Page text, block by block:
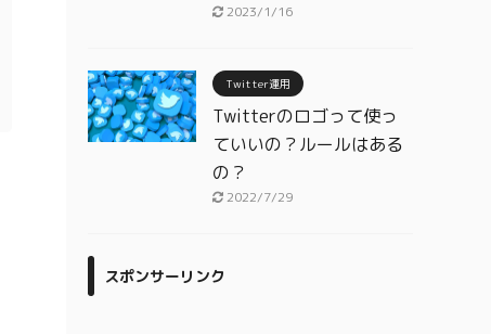
2023/1/16
Twitter運用
Twitterのロゴって使っ
ていいの？ルールはある
の？
2022/7/29
スポンサーリンク